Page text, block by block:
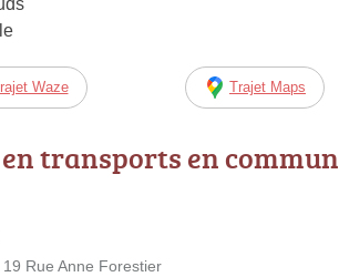
Waze Trajet Maps
transports en commun
Rue Anne Forestier